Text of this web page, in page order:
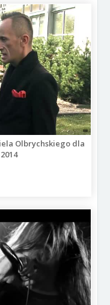
Olbrychskiego dla